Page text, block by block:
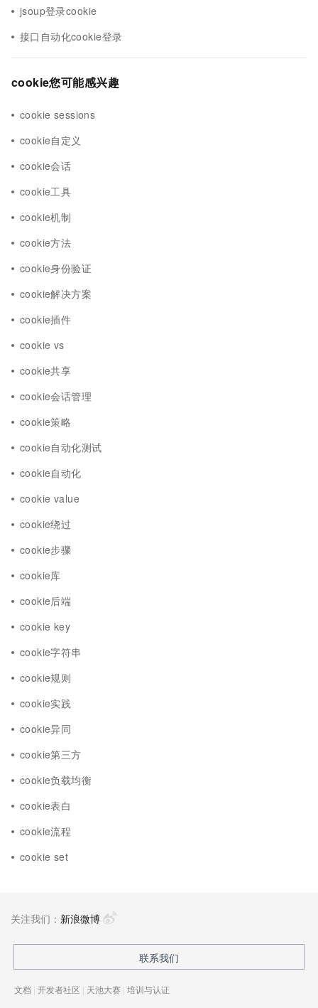
jsoup登录cookie
接口自动化cookie登录
cookie您可能感兴趣
cookie sessions
cookie自定义
cookie会话
cookie工具
cookie机制
cookie方法
cookie身份验证
cookie解决方案
cookie插件
cookie vs
cookie共享
cookie会话管理
cookie策略
cookie自动化测试
cookie自动化
cookie value
cookie绕过
cookie步骤
cookie库
cookie后端
cookie key
cookie字符串
cookie规则
cookie实践
cookie异同
cookie第三方
cookie负载均衡
cookie表白
cookie流程
cookie set
关注我们： 新浪微博
联系我们
文档 | 开发者社区 | 天池大赛 | 培训与认证